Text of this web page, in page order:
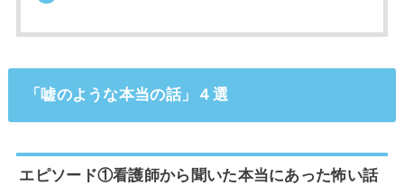
「嘘のような本当の話」４選
エピソード①看護師から聞いた本当にあった怖い話